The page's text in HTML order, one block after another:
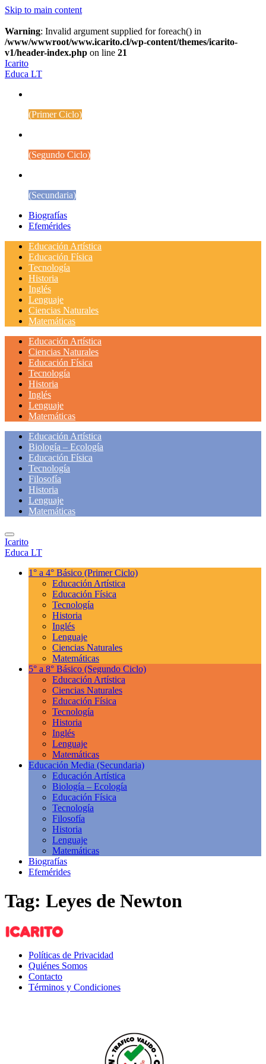
Skip to main content
Warning: Invalid argument supplied for foreach() in
/www/wwwroot/www.icarito.cl/wp-content/themes/icarito-
v1/header-index.php on line 21
Icarito
Educa LT
(Primer Ciclo)
(Segundo Ciclo)
(Secundaria)
Biografías
Efemérides
Educación Artística
Educación Física
Tecnología
Historia
Inglés
Lenguaje
Ciencias Naturales
Matemáticas
Educación Artística
Ciencias Naturales
Educación Física
Tecnología
Historia
Inglés
Lenguaje
Matemáticas
Educación Artística
Biología – Ecología
Educación Física
Tecnología
Filosofía
Historia
Lenguaje
Matemáticas
Icarito
Educa LT
1° a 4° Básico (Primer Ciclo)
Educación Artística
Educación Física
Tecnología
Historia
Inglés
Lenguaje
Ciencias Naturales
Matemáticas
5° a 8° Básico (Segundo Ciclo)
Educación Artística
Ciencias Naturales
Educación Física
Tecnología
Historia
Inglés
Lenguaje
Matemáticas
Educación Media (Secundaria)
Educación Artística
Biología – Ecología
Educación Física
Tecnología
Filosofía
Historia
Lenguaje
Matemáticas
Biografías
Efemérides
Tag: Leyes de Newton
Políticas de Privacidad
Quiénes Somos
Contacto
Términos y Condiciones